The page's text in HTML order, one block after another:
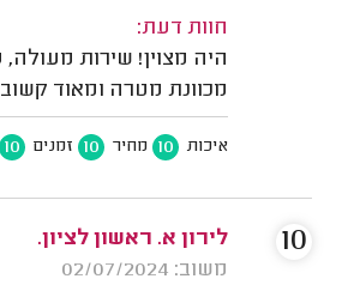
חוות דעת:
היה מצוין! שירות
מכוונת מטרה ומאוד
איכות 10 מחיר 10 זמנים 10
לירון א. ראשון לציון.
משוב: 02/07/2024
10